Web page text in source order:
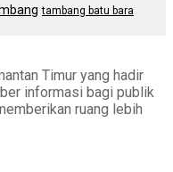
tambang batu bara
Timur yang hadir
informasi bagi publik
ruang lebih